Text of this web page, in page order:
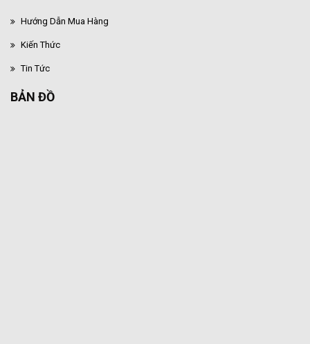
Hướng Dẫn Mua Hàng
Kiến Thức
Tin Tức
BẢN ĐỒ